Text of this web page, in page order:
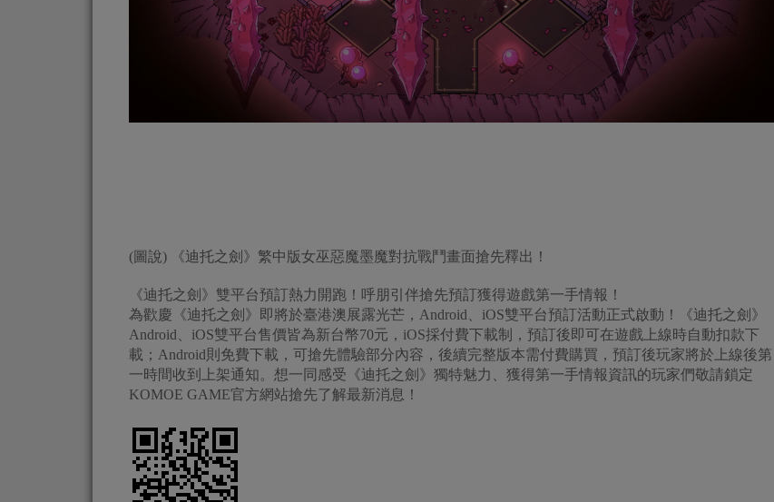
(圖說) 《迪托之劍》繁中版女巫惡魔墨魔對抗戰鬥畫面搶先釋出！
《迪托之劍》雙平台預訂熱力開跑！呼朋引伴搶先預訂獲得遊戲第一手情報！
為歡慶《迪托之劍》即將於臺港澳展露光芒，Android、iOS雙平台預訂活動正式啟動！《迪托之劍》
Android、iOS雙平台售價皆為新台幣70元，iOS採付費下載制，預訂後即可在遊戲上線時自動扣款下
載；Android則免費下載，可搶先體驗部分內容，後續完整版本需付費購買，預訂後玩家將於上線後第
一時間收到上架通知。想一同感受《迪托之劍》獨特魅力、獲得第一手情報資訊的玩家們敬請鎖定
KOMOE GAME官方網站搶先了解最新消息！